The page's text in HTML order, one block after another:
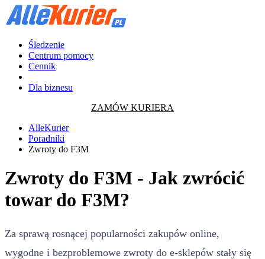
Śledzenie
Centrum pomocy
Cennik
Dla biznesu
ZAMÓW KURIERA
AlleKurier
Poradniki
Zwroty do F3M
Zwroty do F3M - Jak zwrócić
towar do F3M?
Za sprawą rosnącej popularności zakupów online,
wygodne i bezproblemowe zwroty do e-sklepów stały się